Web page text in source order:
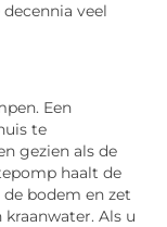
veel
Een
te
gezien als de
haalt de
bodem en zet
Als u